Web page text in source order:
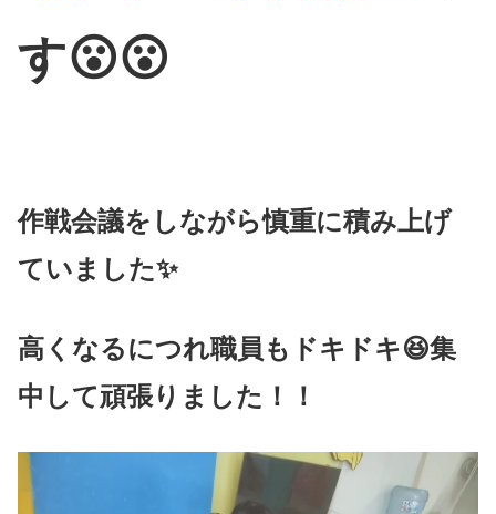
す😮😮
作戦会議をしながら慎重に積み上げ
ていました✨
高くなるにつれ職員もドキドキ😆集
中して頑張りました！！